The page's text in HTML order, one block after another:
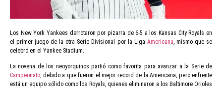
Los New York Yankees derrotaron por pizarra de 6-5 a los Kansas City Royals en
el primer juego de la otra Serie Divisional por la Liga Americana , mismo que se
celebró en el Yankee Stadium.
La novena de los neoyorquinos partió como favorita para avanzar a la Serie de
Campeonato, debido a que fueron el mejor record de la Americana, pero enfrente
está un equipo sólido como los Royals, quienes eliminaron a los Baltimore Orioles